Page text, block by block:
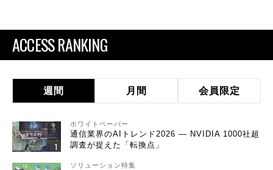
ACCESS RANKING
週間 月間 会員限定
ホワイトペーパー
通信業界のAIトレンド2026 ― NVIDIA 1000社超
調査が捉えた「転換点」
ソリューション特集